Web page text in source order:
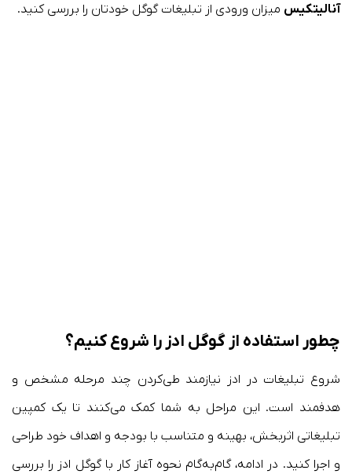
آنالیتکیس میزان ورودی از تبلیغات گوگل خودتان را بررسی کنید.
چطور استفاده از گوگل ادز را شروع کنیم؟
شروع تبلیغات در ادز نیازمند طی‌کردن چند مرحله مشخص و
هدفمند است. این مراحل به شما کمک می‌کنند تا یک کمپین
تبلیغاتی اثربخش، بهینه و متناسب با بودجه و اهداف خود طراحی
و اجرا کنید. در ادامه، گام‌به‌گام نحوه آغاز کار با گوگل ادز را بررسی